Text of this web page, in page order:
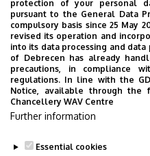
- Theory
Practice
TGME0423
Social
Hungary
protection of your personal
pursuant to the General Data
compulsory basis since 25 May
revised its operation and
into its data processing and
of Debrecen has already
precautions, in compliance
regulations. In line with the
Notice, available through the
Chancellery WAV Centre
Further information
Essential cookies